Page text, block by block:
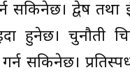
सकिनेछ। द्वेष
हुनेछ।
गर्न सकिनेछ।